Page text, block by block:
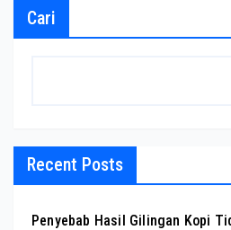
Cari
Recent Posts
Penyebab Hasil Gilingan Kopi